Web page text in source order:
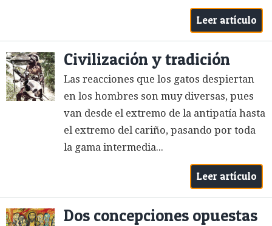
Leer artículo
Civilización y tradición
Las reacciones que los gatos despiertan
en los hombres son muy diversas, pues
van desde el extremo de la antipatía hasta
el extremo del cariño, pasando por toda
la gama intermedia...
Leer artículo
Dos concepciones opuestas